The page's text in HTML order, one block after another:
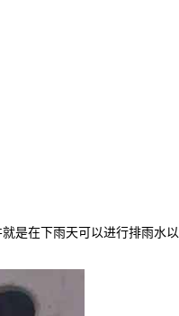
是在下雨天可以进行排雨水